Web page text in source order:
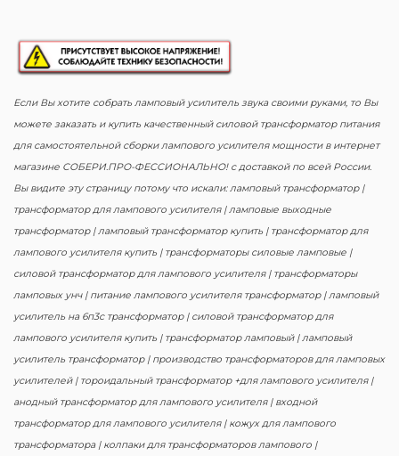
Если Вы хотите собрать ламповый усилитель звука своими руками, то Вы
можете заказать и купить качественный силовой трансформатор питания
для самостоятельной сборки лампового усилителя мощности в интернет
магазине СОБЕРИ.ПРО-ФЕССИОНАЛЬНО! с доставкой по всей России.
Вы видите эту страницу потому что искали: ламповый трансформатор |
трансформатор для лампового усилителя | ламповые выходные
трансформатор | ламповый трансформатор купить | трансформатор для
лампового усилителя купить | трансформаторы силовые ламповые |
силовой трансформатор для лампового усилителя | трансформаторы
ламповых унч | питание лампового усилителя трансформатор | ламповый
усилитель на 6п3с трансформатор | силовой трансформатор для
лампового усилителя купить | трансформатор ламповый | ламповый
усилитель трансформатор | производство трансформаторов для ламповых
усилителей | тороидальный трансформатор +для лампового усилителя |
анодный трансформатор для лампового усилителя | входной
трансформатор для лампового усилителя | кожух для лампового
трансформатора | колпаки для трансформаторов лампового |